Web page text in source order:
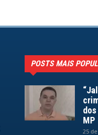
POSTS MAIS
MP
25